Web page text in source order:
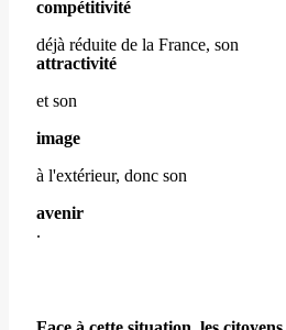
compétitivité
déjà réduite de la France, son
attractivité
et son
image
à l'extérieur, donc son
avenir
.